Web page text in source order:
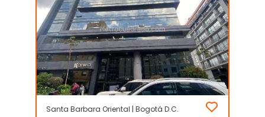
Santa Barbara Oriental | Bogotá D.C.